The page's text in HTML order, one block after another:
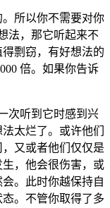
所以你不需要对你
法，那它听起来不
剽窃，有好想法的
倍。如果你告诉
次听到它时感到兴
太烂了。或许他们
又或者他们仅仅是
，他会很伤害，或
。此时你越保持自
。不管你取得了多